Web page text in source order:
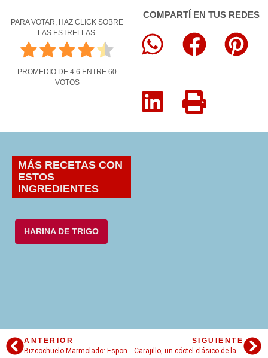
PARA VOTAR, HAZ CLICK SOBRE
LAS ESTRELLAS.
PROMEDIO DE 4.6 ENTRE 60
VOTOS
COMPARTÍ EN TUS REDES
MÁS RECETAS CON
ESTOS
INGREDIENTES
HARINA DE TRIGO
ANTERIOR
Bizcochuelo Marmolado: Esponjoso, fácil y económico
SIGUIENTE
Carajillo, un cóctel clásico de la sobremesa mexicana